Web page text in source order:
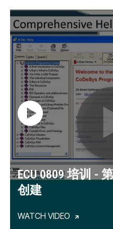
ECU 0809 培训 -
创建
WATCH VIDEO